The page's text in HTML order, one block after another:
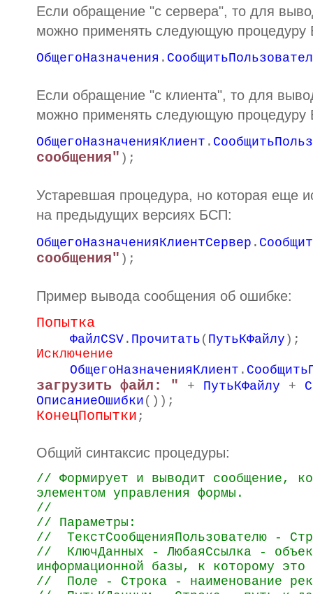
Если обращение "с сервера", то для
можно применять следующую
ОбщегоНазначения .
Если обращение "с клиента", то для
можно применять следующую
ОбщегоНазначенияКлиент .
сообщения" );
Устаревшая процедура, но которая еще
на предыдущих версиях БСП:
ОбщегоНазначенияКлиентСервер .
сообщения" );
Пример вывода сообщения об ошибке:
Попытка
ФайлCSV. Прочитать(ПутьКФайлу);
Исключение
ОбщегоНазначенияКлиент .
загрузить файл: " + ПутьКФайлу +
ОписаниеОшибки());
КонецПопытки;
Общий синтаксис процедуры:
// Формирует и выводит сообщение,
элементом управления формы.
//
// Параметры:
//
ТекстСообщенияПользователю -
//
КлючДанных - ЛюбаяСсылка -
информационной базы, к которому это
//
Поле - Строка - наименование